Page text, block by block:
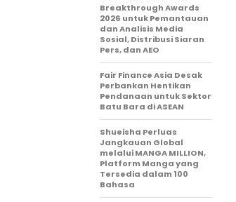
Breakthrough Awards
2026 untuk Pemantauan
dan Analisis Media
Sosial, Distribusi Siaran
Pers, dan AEO
Fair Finance Asia Desak
Perbankan Hentikan
Pendanaan untuk Sektor
Batu Bara di ASEAN
Shueisha Perluas
Jangkauan Global
melalui MANGA MILLION,
Platform Manga yang
Tersedia dalam 100
Bahasa